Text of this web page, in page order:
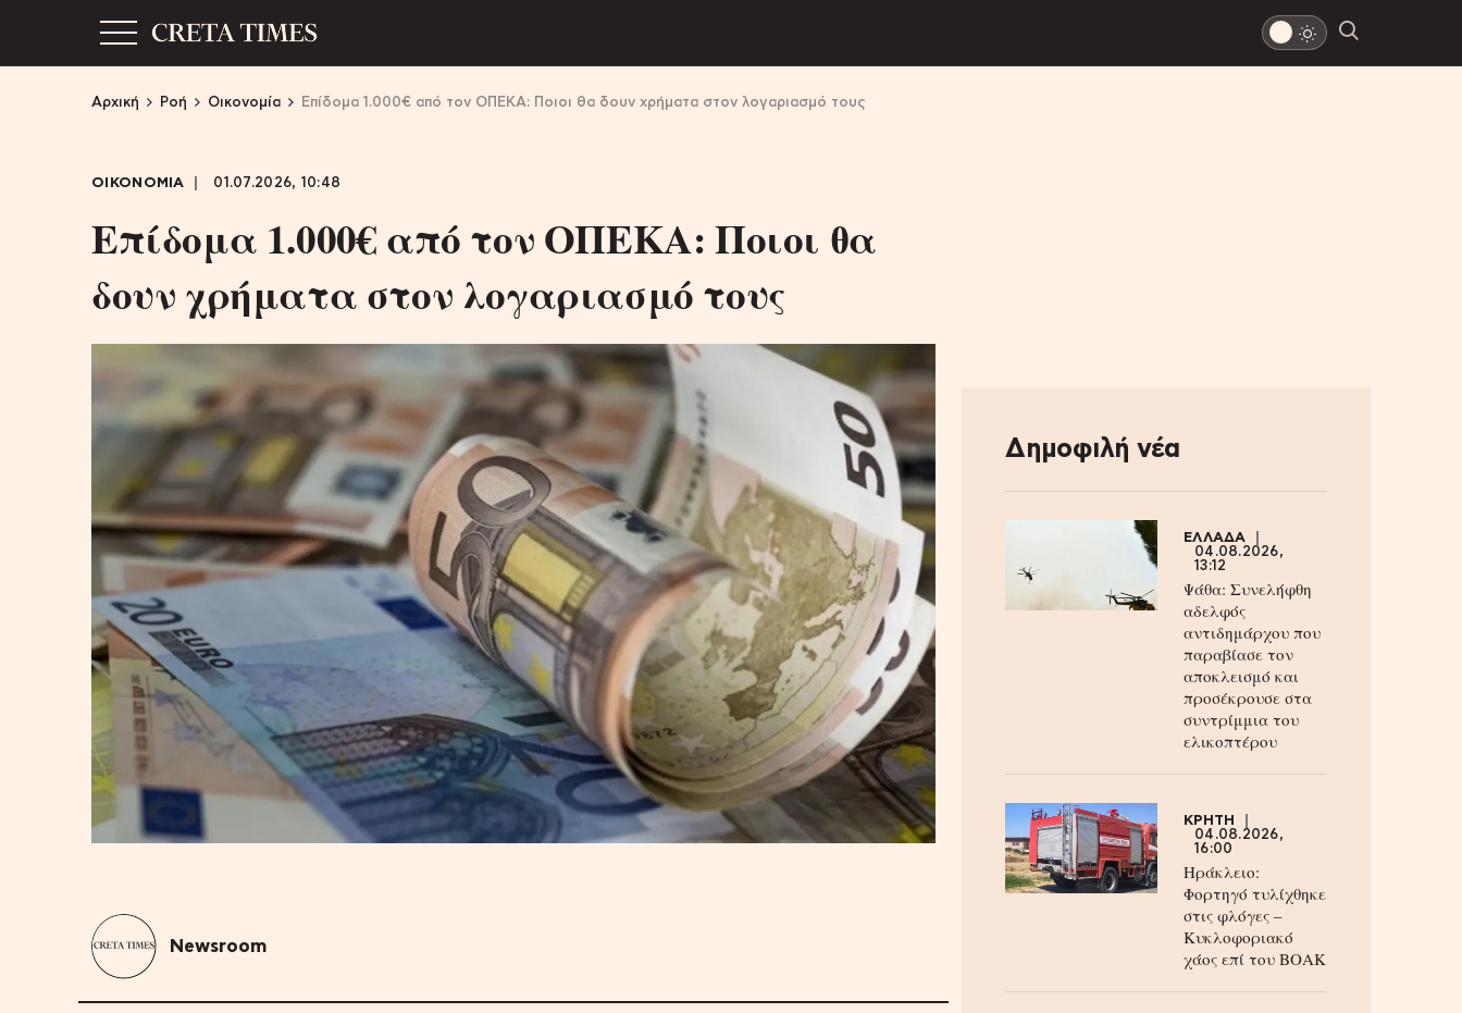
Αρχική Ροή Οικονομία Επίδομα 1.000€ από τον ΟΠΕΚΑ: Ποιοι θα δουν χρήματα στον λογαριασμό τους
ΟΙΚΟΝΟΜΙΑ 01.07.2026, 10:48
Επίδομα 1.000€ από τον ΟΠΕΚΑ: Ποιοι θα
δουν χρήματα στον λογαριασμό τους
Newsroom
Δημοφιλή νέα
ΕΛΛΑΔΑ
04.08.2026,
13:12
Ψάθα: Συνελήφθη
αδελφός
αντιδημάρχου που
παραβίασε τον
αποκλεισμό και
προσέκρουσε στα
συντρίμμια του
ελικοπτέρου
ΚΡΗΤΗ
04.08.2026,
16:00
Ηράκλειο:
Φορτηγό τυλίχθηκε
στις φλόγες –
Κυκλοφοριακό
χάος επί του ΒΟΑΚ